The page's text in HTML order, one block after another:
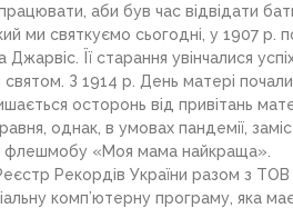
аби був час відвідати
ми святкуємо сьогодні, у 1907
Джарвіс. Її старання увінчалися
святом. З 1914 р. День матері
осторонь від привітань
однак, в умовах пандемії,
флешмобу «Моя мама найкраща».
Рекордів України разом з
комп’ютерну програму, яка